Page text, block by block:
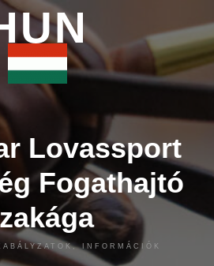
Lovassport
Fogathajtó
INFORMÁCIÓK